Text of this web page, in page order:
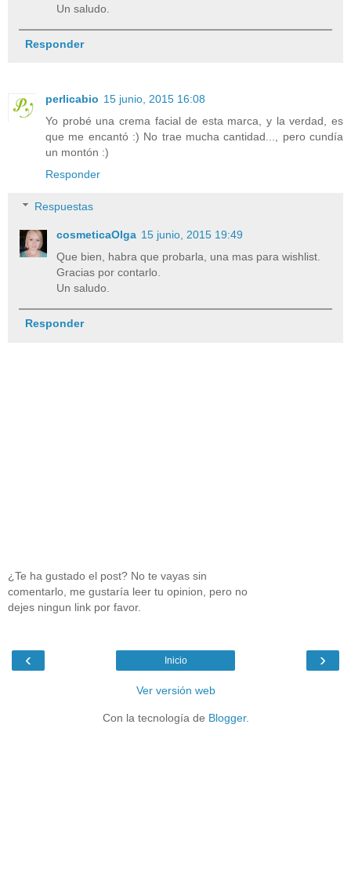
Un saludo.
Responder
perlicabio 15 junio, 2015 16:08
Yo probé una crema facial de esta marca, y la verdad, es
que me encantó :) No trae mucha cantidad..., pero cundía
un montón :)
Responder
Respuestas
cosmeticaOlga 15 junio, 2015 19:49
Que bien, habra que probarla, una mas para wishlist.
Gracias por contarlo.
Un saludo.
Responder
¿Te ha gustado el post? No te vayas sin
comentarlo, me gustaría leer tu opinion, pero no
dejes ningun link por favor.
‹ ›
Inicio
Ver versión web
Con la tecnología de Blogger.